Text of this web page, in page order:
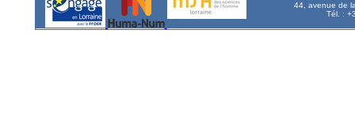
44, avenue de
Tél. :